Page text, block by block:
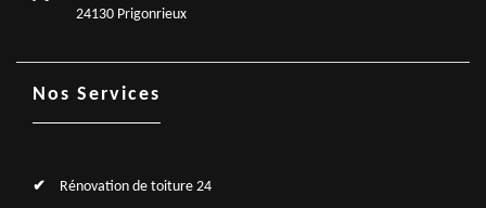
24130 Prigonrieux
Nos Services
Rénovation de toiture 24